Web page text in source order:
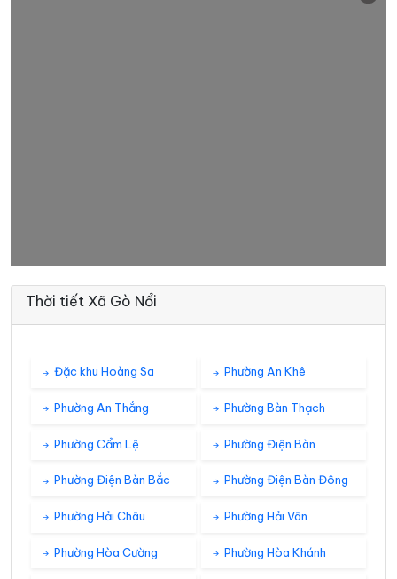
Thời tiết Xã Gò Nổi
Đặc khu Hoàng Sa Phường An Khê
Phường An Thắng Phường Bàn Thạch
Phường Cẩm Lệ Phường Điện Bàn
Phường Điện Bàn Bắc Phường Điện Bàn Đông
Phường Hải Châu Phường Hải Vân
Phường Hòa Cường Phường Hòa Khánh